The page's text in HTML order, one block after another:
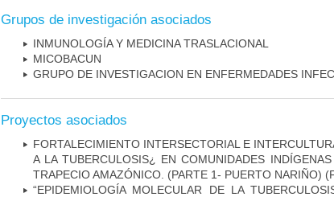
Grupos de investigación asociados
INMUNOLOGÍA Y MEDICINA TRASLACIONAL
MICOBAC­UN
GRUPO DE INVESTIGACION EN ENFERMEDADES
Proyectos asociados
FORTALECIMIENTO INTERSECTORIAL E
A LA TUBERCULOSIS¿ EN COMUNIDADES
TRAPECIO AMAZÓNICO. (PARTE 1- PUERTO NARIÑO)
“EPIDEMIOLOGÍA MOLECULAR DE LA